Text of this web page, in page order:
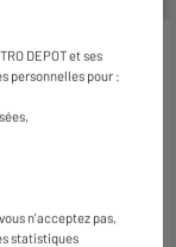
Marque et
FRANCE
DEPOT et ses
personnelles pour :
n'acceptez pas,
statistiques